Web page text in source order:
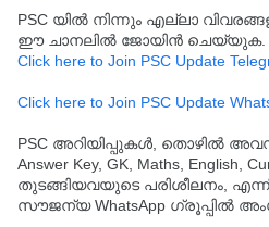
PSC യിൽ നിന്നും എല്ലാ
ഈ ചാനലിൽ ജോയിൻ ചെയ്യുക.
Click here to Join PSC Update
Click here to Join PSC Update
PSC അറിയിപ്പുകൾ, തൊഴിൽ
Answer Key, GK, Maths, English,
തുടങ്ങിയവയുടെ പരിശീലനം,
സൗജന്യ WhatsApp ഗ്രൂപ്പിൽ